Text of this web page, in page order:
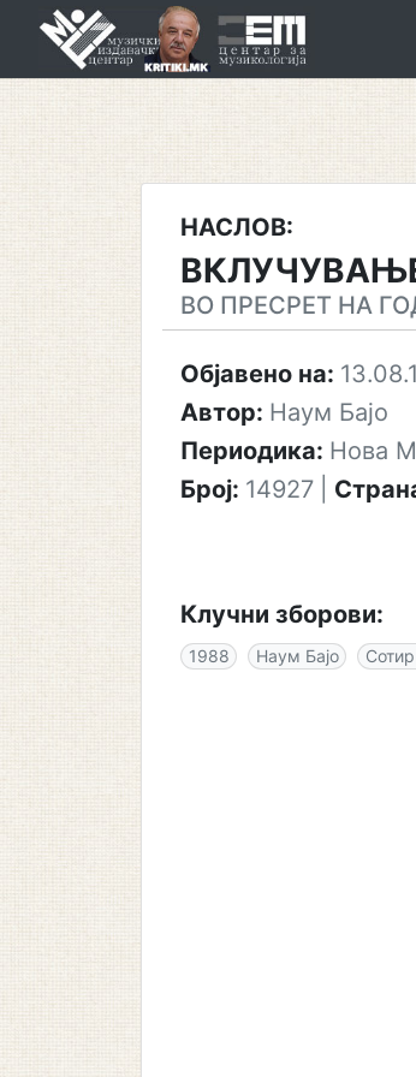
НАСЛОВ:
ВО ПРЕСРЕТ НА
Објавено на:
Автор: Наум Бајо
Периодика: Нова
Број: 14927
Клучни зборови:
1988 Наум Бајо